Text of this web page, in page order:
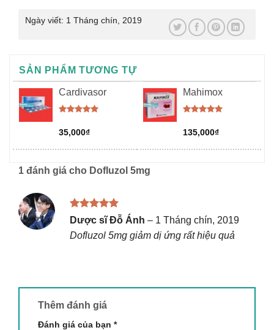
Ngày viết: 1 Tháng chín, 2019
SẢN PHẨM TƯƠNG TỰ
Cardivasor
hạng5.00
5 sao
35,000₫
Mahimox
hạng5.00
5 sao
135,000₫
1 đánh giá cho Dofluzol 5mg
Được xếp
hạng
sao
Dược sĩ Đỗ Ánh – 1 Tháng chín, 2019
Dofluzol 5mg giảm dị ứng rất hiệu quả
Thêm đánh giá
Đánh giá của bạn *